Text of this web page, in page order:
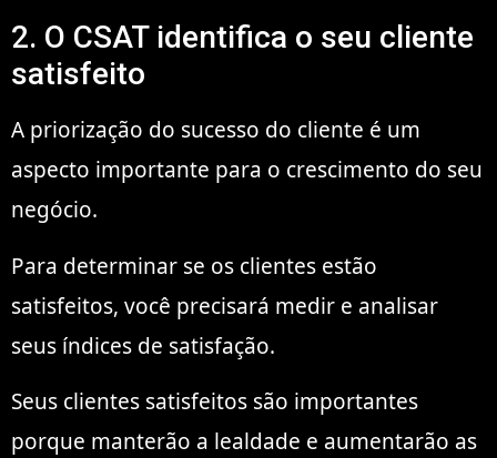
2. O CSAT identifica o seu cliente
satisfeito
A priorização do sucesso do cliente é um
aspecto importante para o crescimento do seu
negócio.
Para determinar se os clientes estão
satisfeitos, você precisará medir e analisar
seus índices de satisfação.
Seus clientes satisfeitos são importantes
porque manterão a lealdade e aumentarão as